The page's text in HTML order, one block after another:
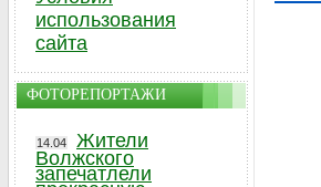
использования
сайта
ФОТОРЕПОРТАЖИ
14.04
Жители
Волжского
запечатлели